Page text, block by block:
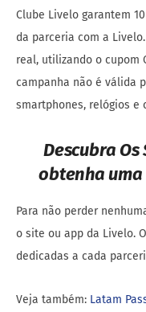
Clube Livelo garantem
da parceria com a
real, utilizando o cupom
campanha não é válida
smartphones, relógios e
Descubra
obtenha
Para não perder
o site ou app da Livelo.
dedicadas a cada
Veja também: Latam